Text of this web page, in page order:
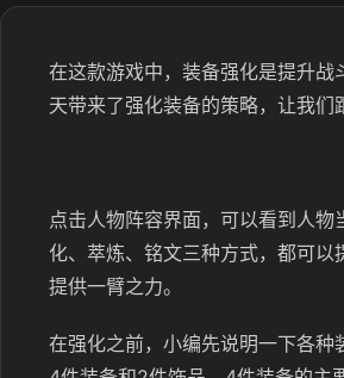
在这款游戏中，装备强化是提升
天带来了强化装备的策略，让我们
点击人物阵容界面，可以看到人
化、萃炼、铭文三种方式，都可
提供一臂之力。
在强化之前，小编先说明一下各